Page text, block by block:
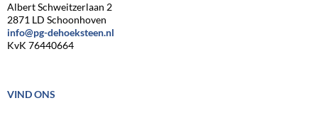
Albert Schweitzerlaan 2
2871 LD Schoonhoven
info@pg-dehoeksteen.nl
KvK 76440664
VIND ONS